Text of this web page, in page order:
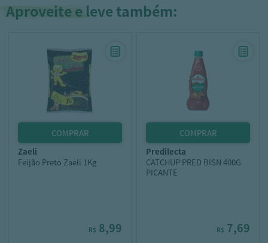
Aproveite e leve também:
zaeli
Feijão Preto Zaeli 1Kg
R$ 8,99
predilecta
CATCHUP PRED BISN 400G
PICANTE
R$ 7,69